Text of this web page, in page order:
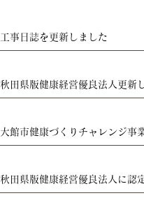
工事日誌を更新しました
秋田県版健康経営優良法人更新
大館市健康づくりチャレンジ事
秋田県版健康経営優良法人に認